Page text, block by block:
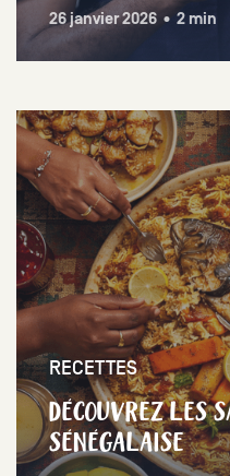
26 janvier 2026 • 2 min
RECETTES
DÉCOUVREZ LES
SÉNÉGALAISE